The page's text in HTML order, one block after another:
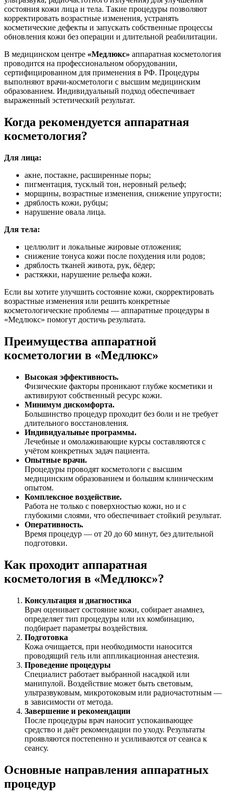
состояния кожи лица и тела. Такие процедуры позволяют
корректировать возрастные изменения, устранять
косметические дефекты и запускать собственные процессы
обновления кожи без операции и длительной реабилитации.
В медицинском центре «Медлюкс» аппаратная косметология
проводится на профессиональном оборудовании,
сертифицированном для применения в РФ. Процедуры
выполняют врачи-косметологи с высшим медицинским
образованием. Индивидуальный подход обеспечивает
выраженный эстетический результат.
Когда рекомендуется аппаратная
косметология?
Для лица:
акне, постакне, расширенные поры;
пигментация, тусклый тон, неровный рельеф;
морщины, возрастные изменения, снижение упругости;
дряблость кожи, рубцы;
нарушение овала лица.
Для тела:
целлюлит и локальные жировые отложения;
снижение тонуса кожи после похудения или родов;
дряблость тканей живота, рук, бёдер;
растяжки, нарушение рельефа кожи.
Если вы хотите улучшить состояние кожи, скорректировать
возрастные изменения или решить конкретные
косметологические проблемы — аппаратные процедуры в
«Медлюкс» помогут достичь результата.
Преимущества аппаратной
косметологии в «Медлюкс»
Высокая эффективность.
Физические факторы проникают глубже косметики и
активируют собственный ресурс кожи.
Минимум дискомфорта.
Большинство процедур проходит без боли и не требует
длительного восстановления.
Индивидуальные программы.
Лечебные и омолаживающие курсы составляются с
учётом конкретных задач пациента.
Опытные врачи.
Процедуры проводят косметологи с высшим
медицинским образованием и большим клиническим
опытом.
Комплексное воздействие.
Работа не только с поверхностью кожи, но и с
глубокими слоями, что обеспечивает стойкий результат.
Оперативность.
Время процедур — от 20 до 60 минут, без длительной
подготовки.
Как проходит аппаратная
косметология в «Медлюкс»?
Консультация и диагностика
Врач оценивает состояние кожи, собирает анамнез,
определяет тип процедуры или их комбинацию,
подбирает параметры воздействия.
Подготовка
Кожа очищается, при необходимости наносится
проводящий гель или аппликационная анестезия.
Проведение процедуры
Специалист работает выбранной насадкой или
манипулой. Воздействие может быть световым,
ультразвуковым, микротоковым или радиочастотным —
в зависимости от метода.
Завершение и рекомендации
После процедуры врач наносит успокаивающее
средство и даёт рекомендации по уходу. Результаты
проявляются постепенно и усиливаются от сеанса к
сеансу.
Основные направления аппаратных
процедур